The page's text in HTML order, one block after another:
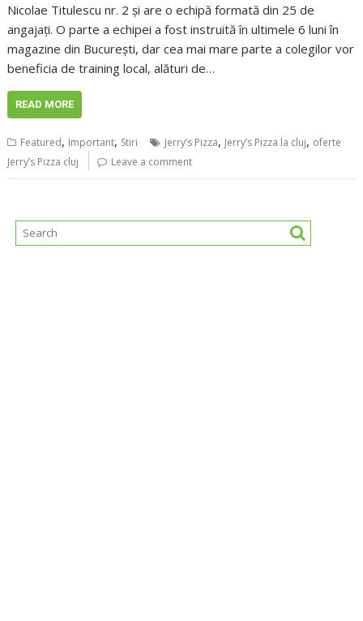
Nicolae Titulescu nr. 2 și are o echipă formată din 25 de
angajați. O parte a echipei a fost instruită în ultimele 6 luni în
magazine din București, dar cea mai mare parte a colegilor vor
beneficia de training local, alături de…
READ MORE
Featured, Important, Stiri Jerry’s Pizza, Jerry’s Pizza la cluj, oferte
Jerry’s Pizza cluj
Leave a comment